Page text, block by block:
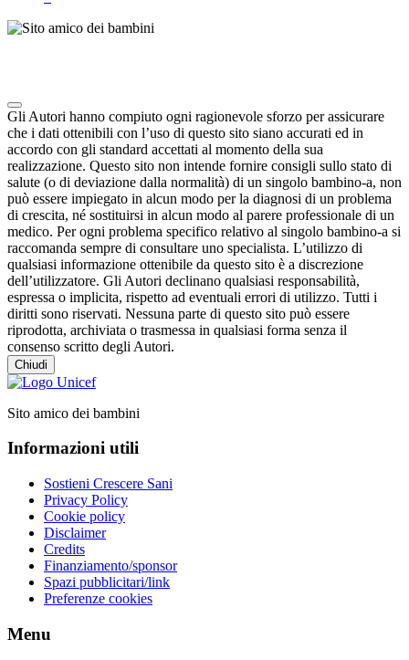
Gli Autori hanno compiuto ogni ragionevole sforzo per assicurare
che i dati ottenibili con l’uso di questo sito siano accurati ed in
accordo con gli standard accettati al momento della sua
realizzazione. Questo sito non intende fornire consigli sullo stato di
salute (o di deviazione dalla normalità) di un singolo bambino-a, non
può essere impiegato in alcun modo per la diagnosi di un problema
di crescita, né sostituirsi in alcun modo al parere professionale di un
medico. Per ogni problema specifico relativo al singolo bambino-a si
raccomanda sempre di consultare uno specialista. L’utilizzo di
qualsiasi informazione ottenibile da questo sito è a discrezione
dell’utilizzatore. Gli Autori declinano qualsiasi responsabilità,
espressa o implicita, rispetto ad eventuali errori di utilizzo. Tutti i
diritti sono riservati. Nessuna parte di questo sito può essere
riprodotta, archiviata o trasmessa in qualsiasi forma senza il
consenso scritto degli Autori.
Chiudi
Sito amico dei bambini
Informazioni utili
Sostieni Crescere Sani
Privacy Policy
Cookie policy
Disclaimer
Credits
Finanziamento/sponsor
Spazi pubblicitari/link
Preferenze cookies
Menu